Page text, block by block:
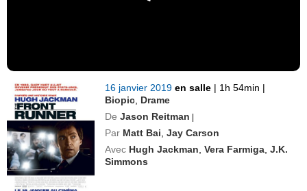
16 janvier 2019en salle | 1h 54min |
Biopic Drame
De Jason Reitman |
Par Matt Bai ,Jay Carson
Avec Hugh Jackman ,Vera Farmiga ,J.K.
Simmons